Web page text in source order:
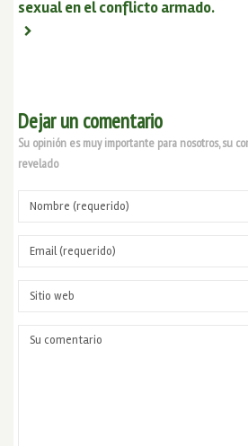
sexual en el conflicto armado.
Dejar un comentario
Su opinión es muy importante para nosotros, su
revelado